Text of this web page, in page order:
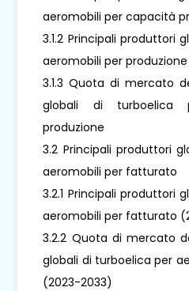
aeromobili per capacità
3.1.2 Principali produttori
aeromobili per
3.1.3 Quota di mercato
globali di turboelica
produzione
3.2 Principali produttori
aeromobili per fatturato
3.2.1 Principali produttori
aeromobili per fatturato
3.2.2 Quota di mercato
globali di turboelica per
(2023-2033)